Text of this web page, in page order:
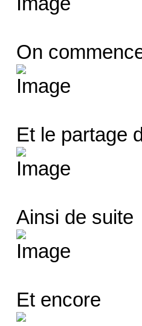
On
Et le partage
Ainsi de suite
Et encore